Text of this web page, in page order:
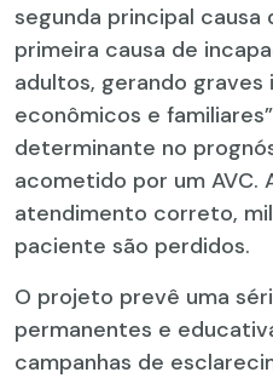
segunda principal
primeira causa de
adultos, gerando graves
econômicos e
determinante no
acometido por um AVC.
atendimento correto,
paciente são perdidos.
O projeto prevê uma
permanentes e
campanhas de